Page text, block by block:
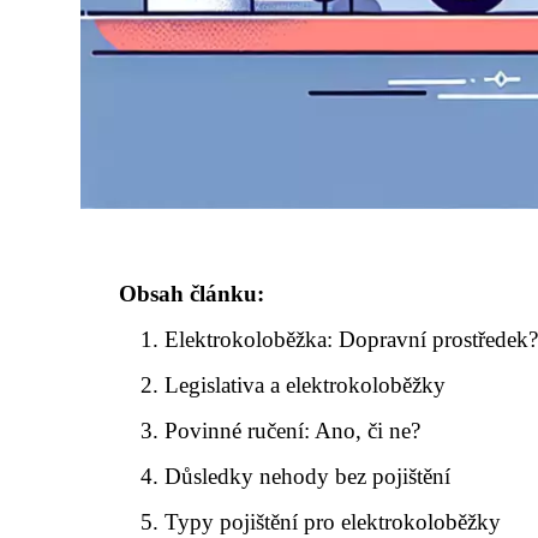
Obsah článku:
Elektrokoloběžka: Dopravní prostředek?
Legislativa a elektrokoloběžky
Povinné ručení: Ano, či ne?
Důsledky nehody bez pojištění
Typy pojištění pro elektrokoloběžky